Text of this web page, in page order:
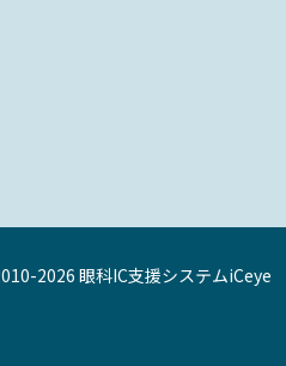
2026 眼科IC支援システムiCeye